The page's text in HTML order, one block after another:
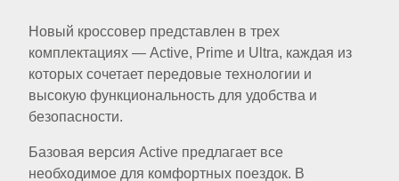
Новый кроссовер представлен в трех
комплектациях — Active, Prime и Ultra, каждая из
которых сочетает передовые технологии и
высокую функциональность для удобства и
безопасности.
Базовая версия Active предлагает все
необходимое для комфортных поездок. В